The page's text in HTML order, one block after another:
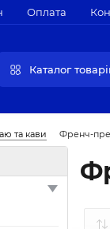
Оплата
Каталог
та кави Френч-